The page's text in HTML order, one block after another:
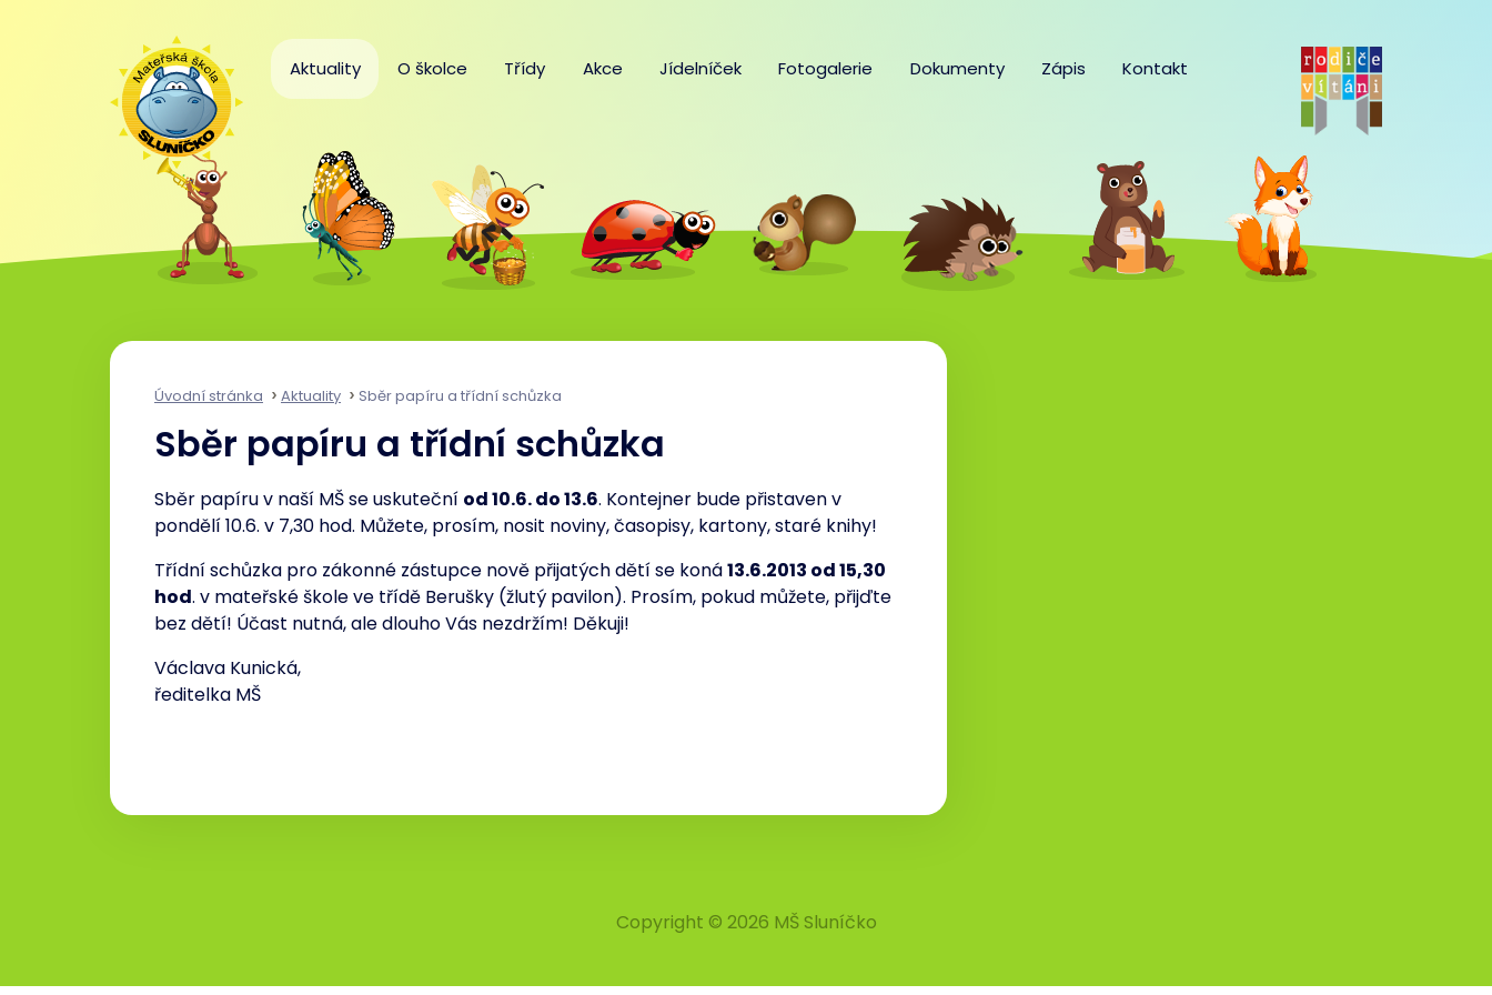
Aktuality O školce Třídy Akce Jídelníček Fotogalerie Dokumenty Zápis Kontakt
Úvodní stránka Aktuality Sběr papíru a třídní schůzka
Sběr papíru a třídní schůzka
Sběr papíru v naší MŠ se uskuteční od 10.6. do 13.6. Kontejner bude přistaven v
pondělí 10.6. v 7,30 hod. Můžete, prosím, nosit noviny, časopisy, kartony, staré knihy!
Třídní schůzka pro zákonné zástupce nově přijatých dětí se koná13.6.2013 od 15,30
hod. v mateřské škole ve třídě Berušky (žlutý pavilon). Prosím, pokud můžete, přijďte
bez dětí! Účast nutná, ale dlouho Vás nezdržím! Děkuji!
Václava Kunická,
ředitelka MŠ
Copyright © 2026 MŠ Sluníčko